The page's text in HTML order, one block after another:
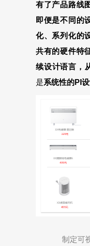
有了产品路线
即便是不同的
化、系列化的
共有的硬件特
续设计语言，
是系统性的PI
制定可